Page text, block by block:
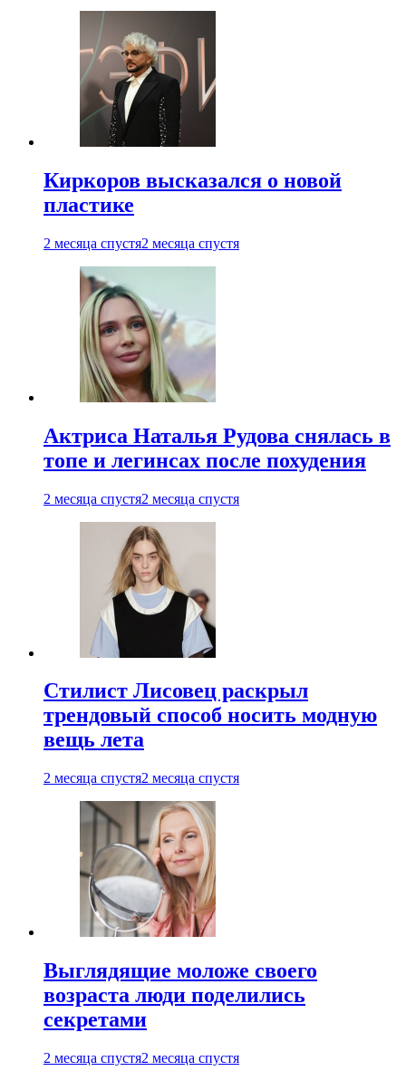
Киркоров высказался о новой
пластике
2 месяца спустя2 месяца спустя
Актриса Наталья Рудова снялась в
топе и легинсах после похудения
2 месяца спустя2 месяца спустя
Стилист Лисовец раскрыл
трендовый способ носить модную
вещь лета
2 месяца спустя2 месяца спустя
Выглядящие моложе своего
возраста люди поделились
секретами
2 месяца спустя2 месяца спустя